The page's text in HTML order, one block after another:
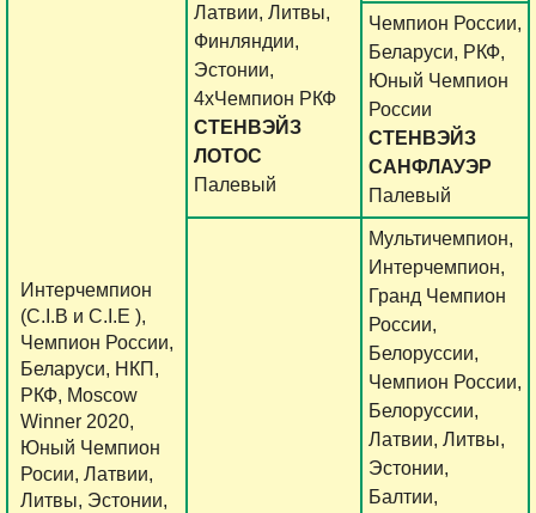
Интерчемпион
(C.I.B и C.I.E ),
Чемпион России,
Беларуси, НКП,
РКФ, Moscow
Winner 2020,
Юный Чемпион
Росии, Латвии,
Литвы, Эстонии,
Латвии, Литвы,
Финляндии,
Эстонии,
4хЧемпион РКФ
СТЕНВЭЙЗ
ЛОТОС
Палевый
Чемпион России,
Беларуси, РКФ,
Юный Чемпион
России
СТЕНВЭЙЗ
САНФЛАУЭР
Палевый
Мультичемпион,
Интерчемпион,
Гранд Чемпион
России,
Белоруссии,
Чемпион России,
Белоруссии,
Латвии, Литвы,
Эстонии,
Балтии,